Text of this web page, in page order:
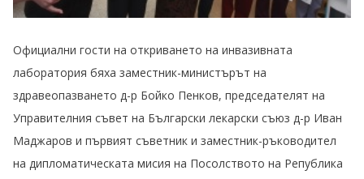
Официални гости на откриването на инвазивната
лаборатория бяха заместник-министърът на
здравеопазването д-р Бойко Пенков, председателят на
Управителния съвет на Български лекарски съюз д-р Иван
Маджаров и първият съветник и заместник-ръководител
на дипломатическата мисия на Посолството на Република